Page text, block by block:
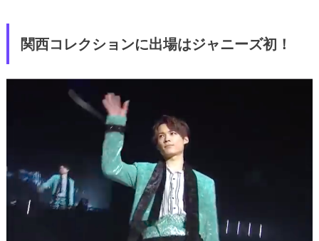
関西コレクションに出場はジャニーズ初！